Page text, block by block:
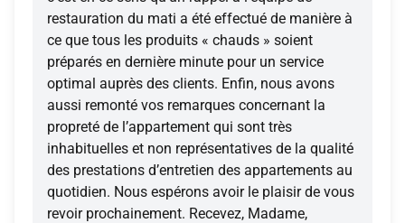
restauration du mati a été effectué de manière à
ce que tous les produits « chauds » soient
préparés en dernière minute pour un service
optimal auprès des clients. Enfin, nous avons
aussi remonté vos remarques concernant la
propreté de l’appartement qui sont très
inhabituelles et non représentatives de la qualité
des prestations d’entretien des appartements au
quotidien. Nous espérons avoir le plaisir de vous
revoir prochainement. Recevez, Madame,